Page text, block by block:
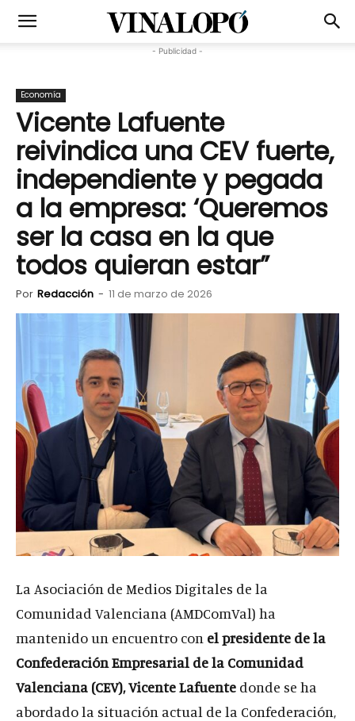
- Publicidad -
Economía
Vicente Lafuente
reivindica una CEV fuerte,
independiente y pegada
a la empresa: ‘Queremos
ser la casa en la que
todos quieran estar”
Por Redacción - 11 de marzo de 2026
La Asociación de Medios Digitales de la
Comunidad Valenciana (AMDComVal) ha
mantenido un encuentro con el presidente de la
Confederación Empresarial de la Comunidad
Valenciana (CEV), Vicente Lafuente donde se ha
abordado la situación actual de la Confederación,